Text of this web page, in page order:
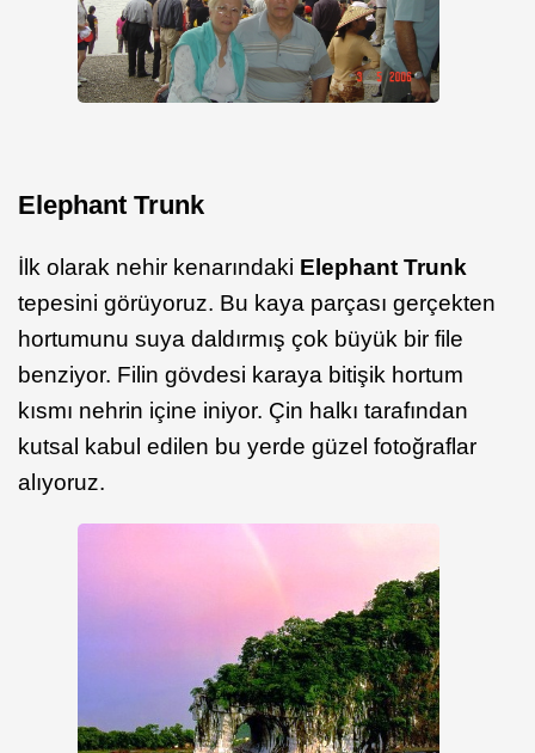
Elephant Trunk
İlk olarak nehir kenarındaki Elephant Trunk
tepesini görüyoruz. Bu kaya parçası gerçekten
hortumunu suya daldırmış çok büyük bir file
benziyor. Filin gövdesi karaya bitişik hortum
kısmı nehrin içine iniyor. Çin halkı tarafından
kutsal kabul edilen bu yerde güzel fotoğraflar
alıyoruz.